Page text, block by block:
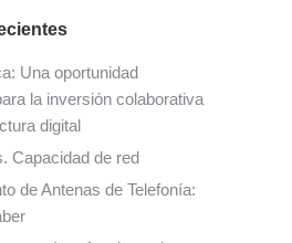
Una oportunidad
la inversión colaborativa
digital
Capacidad de red
de Antenas de Telefonía: